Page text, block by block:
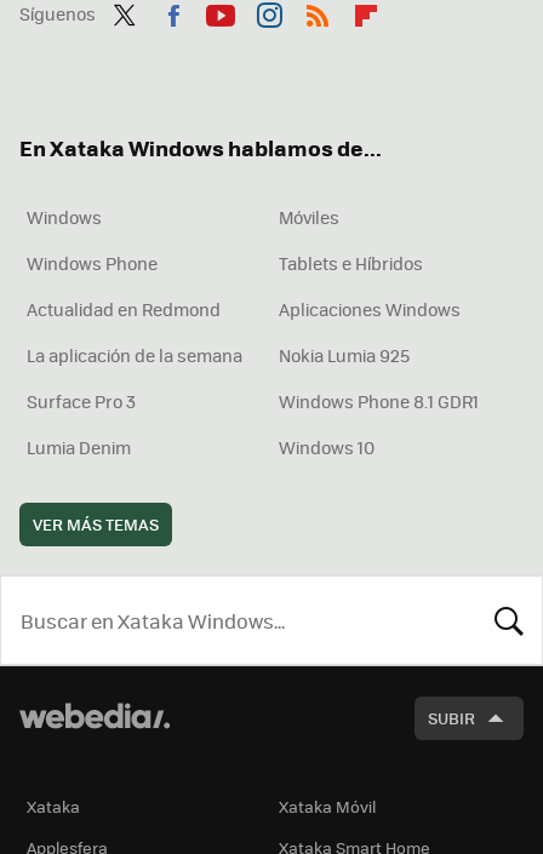
Síguenos
En Xataka Windows hablamos de...
Windows
Móviles
Windows Phone
Tablets e Híbridos
Actualidad en Redmond
Aplicaciones Windows
La aplicación de la semana
Nokia Lumia 925
Surface Pro 3
Windows Phone 8.1 GDR1
Lumia Denim
Windows 10
VER MÁS TEMAS
SUBIR
Xataka
Xataka Móvil
Applesfera
Xataka Smart Home